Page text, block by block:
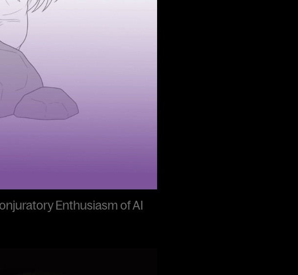
Enthusiasm of AI